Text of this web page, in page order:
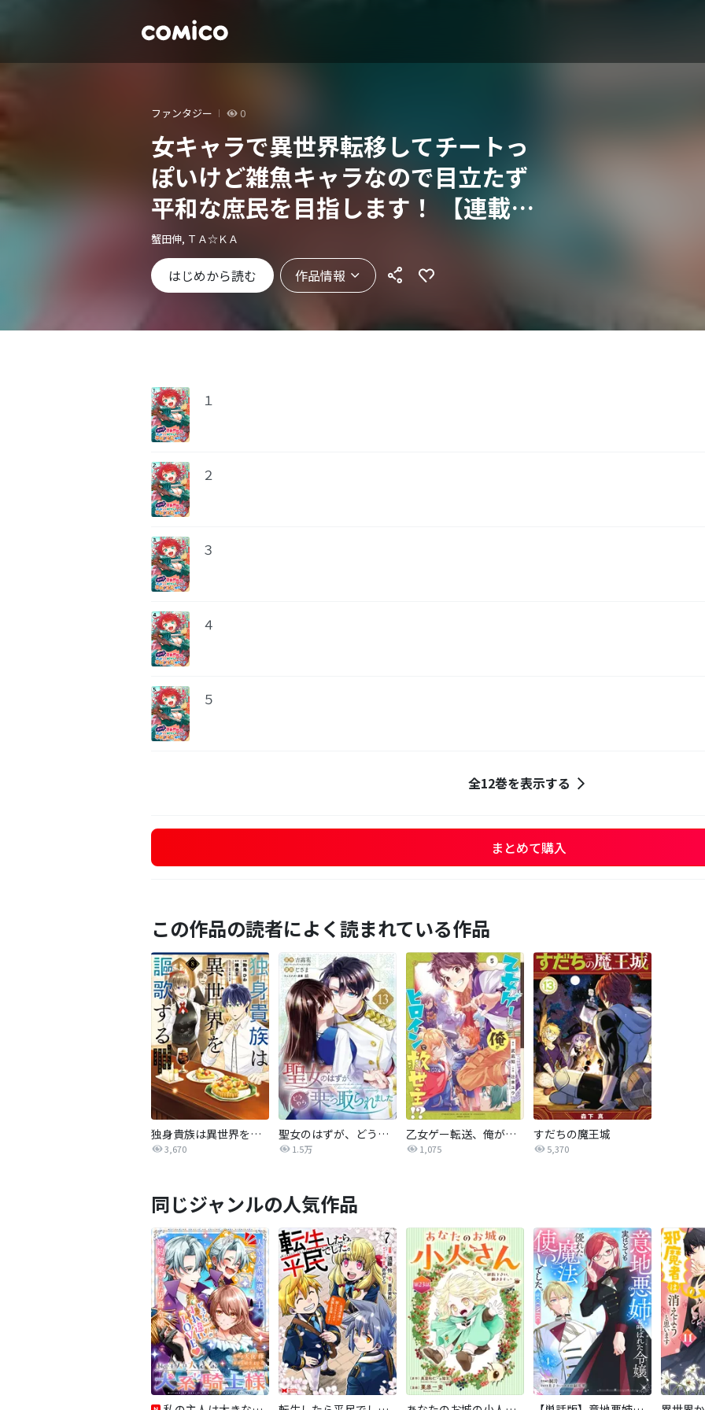
ファンタジー 0
女キャラで異世界転移してチートっ
ぽいけど雑魚キャラなので目立たず
平和な庶民を目指します！ 【連載
版】
蟹田伸, ＴＡ☆ＫＡ
はじめから読む 作品情報
１
２
３
４
５
全12巻を表示する
まとめて購入
この作品の読者によく読まれている作品
独身貴族は異世界を謳歌する ～結婚しない男の優雅なおひとりさまライフ～
3,670
聖女のはずが、どうやら乗っ取られました
1.5万
乙女ゲー転送、俺がヒロインで救世主！？
1,075
すだちの魔王城
5,370
同じジャンルの人気作品